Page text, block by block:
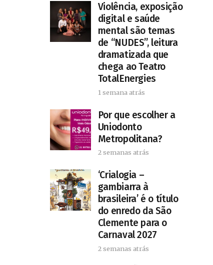
Violência, exposição
digital e saúde
mental são temas
de “NUDES”, leitura
dramatizada que
chega ao Teatro
TotalEnergies
1 semana atrás
Por que escolher a
Uniodonto
Metropolitana?
2 semanas atrás
‘Crialogia –
gambiarra à
brasileira’ é o título
do enredo da São
Clemente para o
Carnaval 2027
2 semanas atrás